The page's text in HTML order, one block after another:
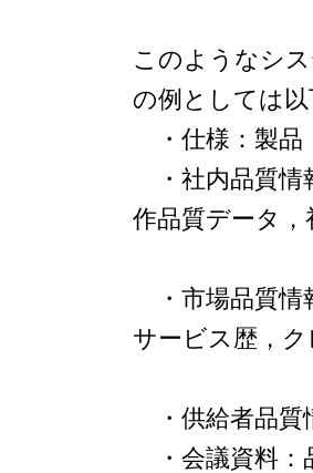
このようなシ
の例としては
・仕様：製品
・社内品質情
作品質データ
・市場品質情
サービス歴，
・供給者品質
・会議資料：